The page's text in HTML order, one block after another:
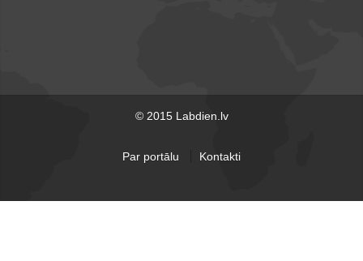
© 2015 Labdien.lv
Par portālu Kontakti